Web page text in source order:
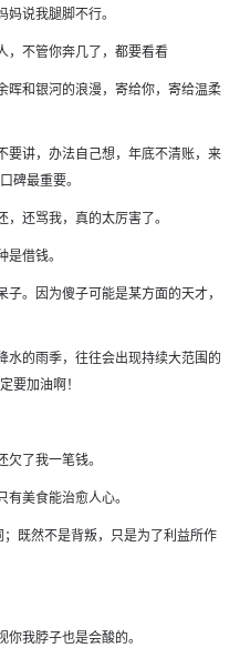
说我腿脚不行。
，不管你奔几了，都要看看
晖和银河的浪漫，寄给你，寄给温柔
要讲，办法自己想，年底不清账，来
碑最重要。
还骂我，真的太厉害了。
借钱。
。因为傻子可能是某方面的天才，
水的雨季，往往会出现持续大范围的
要加油啊！
了我一笔钱。
美食能治愈人心。
既然不是背叛，只是为了利益所作
我脖子也是会酸的。